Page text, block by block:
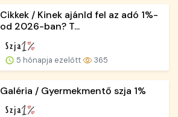
Cikkek / Kinek ajánld fel az adó 1%-
od 2026-ban? T...
5 hónapja ezelőtt 365
Galéria / Gyermekmentő szja 1%